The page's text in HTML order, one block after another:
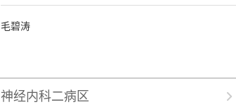
毛碧涛
神经内科二病区